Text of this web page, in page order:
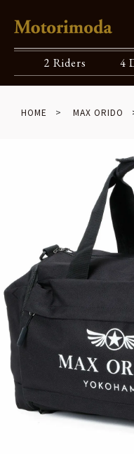
2 Riders 4
HOME MAX ORIDO